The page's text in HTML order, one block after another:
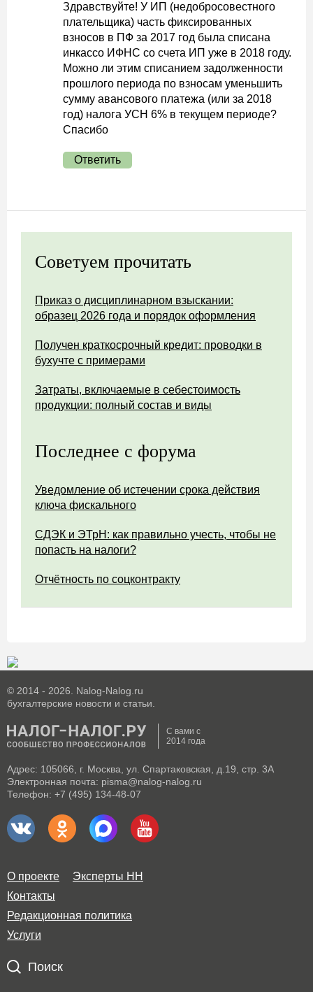
Здравствуйте! У ИП (недобросовестного
плательщика) часть фиксированных
взносов в ПФ за 2017 год была списана
инкассо ИФНС со счета ИП уже в 2018 году.
Можно ли этим списанием задолженности
прошлого периода по взносам уменьшить
сумму авансового платежа (или за 2018
год) налога УСН 6% в текущем периоде?
Спасибо
Ответить
Советуем прочитать
Приказ о дисциплинарном взыскании:
образец 2026 года и порядок оформления
Получен краткосрочный кредит: проводки в
бухучте с примерами
Затраты, включаемые в себестоимость
продукции: полный состав и виды
Последнее с форума
Уведомление об истечении срока действия
ключа фискального
СДЭК и ЭТрН: как правильно учесть, чтобы не
попасть на налоги?
Отчётность по соцконтракту
© 2014 - 2026. Nalog-Nalog.ru
бухгалтерские новости и статьи.
С вами с
2014 года
Адрес: 105066, г. Москва, ул. Спартаковская, д.19, стр. 3А
Электронная почта: pisma@nalog-nalog.ru
Телефон: +7 (495) 134-48-07
О проекте
Эксперты НН
Контакты
Редакционная политика
Услуги
Поиск